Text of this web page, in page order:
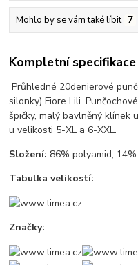
Mohlo by se vám také líbit 7
Kompletní specifikace
Průhledné 20denierové
silonky) Fiore Lili.
špičky, malý bavlněný klínek
u velikosti 5-XL a 6-XXL.
Složení: 86% polyamid,
Tabulka velikostí:
Značky: